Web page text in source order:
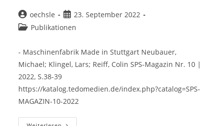
Beitrags-
Autor:
oechsle
Beitrag
veröffentlicht:
23. September 2022
Beitrags-
Publikationen
- Maschinenfabrik Made in Stuttgart Neubauer,
Michael; Klingel, Lars; Reiff, Colin SPS-Magazin Nr. 10 |
2022, S.38-39
https://katalog.tedomedien.de/index.php?catalog=SPS-
MAGAZIN-10-2022